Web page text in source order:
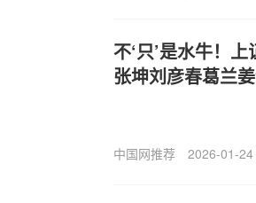
不‘只’是水牛！
张坤刘彦春葛兰
中国网推荐 2026-01-